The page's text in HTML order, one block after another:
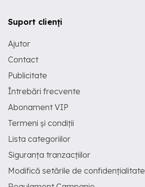
Suport clienți
Ajutor
Contact
Publicitate
Întrebări frecvente
Abonament VIP
Termeni și condiții
Lista categoriilor
Siguranța tranzacțiilor
Modifică setările de confidențialitate